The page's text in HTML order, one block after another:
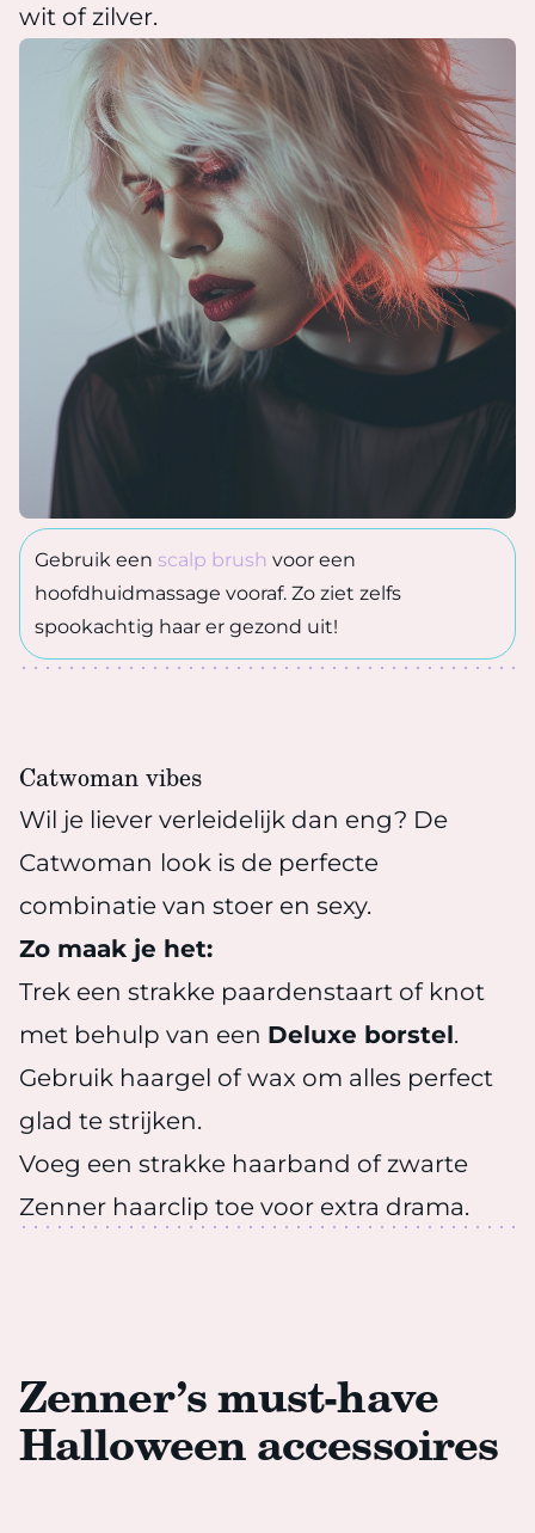
wit of zilver.
Gebruik een scalp brush voor een
hoofdhuidmassage vooraf. Zo ziet zelfs
spookachtig haar er gezond uit!
Catwoman vibes
Wil je liever verleidelijk dan eng? De
Catwoman look is de perfecte
combinatie van stoer en sexy.
Zo maak je het:
Trek een strakke paardenstaart of knot
met behulp van een Deluxe borstel.
Gebruik haargel of wax om alles perfect
glad te strijken.
Voeg een strakke haarband of zwarte
Zenner haarclip toe voor extra drama.
Zenner’s must-have
Halloween accessoires